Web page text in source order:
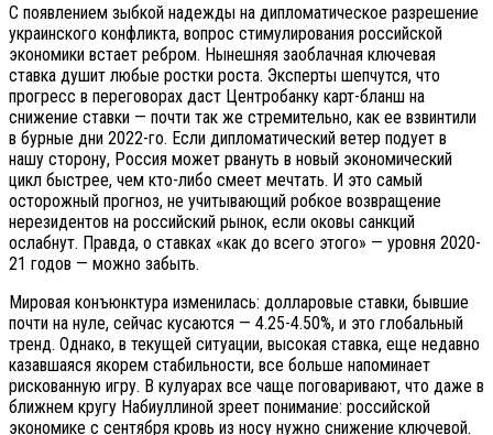
С появлением зыбкой надежды на дипломатическое разрешение
украинского конфликта, вопрос стимулирования российской
экономики встает ребром. Нынешняя заоблачная ключевая
ставка душит любые ростки роста. Эксперты шепчутся, что
прогресс в переговорах даст Центробанку карт-бланш на
снижение ставки — почти так же стремительно, как ее взвинтили
в бурные дни 2022-го. Если дипломатический ветер подует в
нашу сторону, Россия может рвануть в новый экономический
цикл быстрее, чем кто-либо смеет мечтать. И это самый
осторожный прогноз, не учитывающий робкое возвращение
нерезидентов на российский рынок, если оковы санкций
ослабнут. Правда, о ставках «как до всего этого» — уровня 2020-
21 годов — можно забыть.
Мировая конъюнктура изменилась: долларовые ставки, бывшие
почти на нуле, сейчас кусаются — 4.25-4.50%, и это глобальный
тренд. Однако, в текущей ситуации, высокая ставка, еще недавно
казавшаяся якорем стабильности, все больше напоминает
рискованную игру. В кулуарах все чаще поговаривают, что даже в
ближнем кругу Набиуллиной зреет понимание: российской
экономике с сентября кровь из носу нужно снижение ключевой.